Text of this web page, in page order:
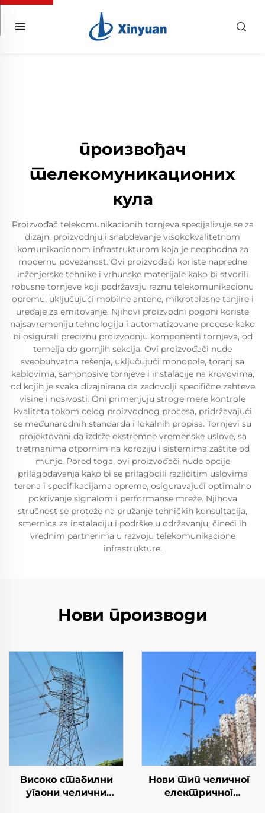
произвођач
телекомуникационих
кула
Proizvođač telekomunikacionih tornjeva specijalizuje se za
dizajn, proizvodnju i snabdevanje visokokvalitetnom
komunikacionom infrastrukturom koja je neophodna za
modernu povezanost. Ovi proizvođači koriste napredne
inženjerske tehnike i vrhunske materijale kako bi stvorili
robusne tornjeve koji podržavaju raznu telekomunikacionu
opremu, uključujući mobilne antene, mikrotalasne tanjire i
uređaje za emitovanje. Njihovi proizvodni pogoni koriste
najsavremeniju tehnologiju i automatizovane procese kako
bi osigurali preciznu proizvodnju komponenti tornjeva, od
temelja do gornjih sekcija. Ovi proizvođači nude
sveobuhvatna rešenja, uključujući monopole, toranj sa
kablovima, samonosive tornjeve i instalacije na krovovima,
od kojih je svaka dizajnirana da zadovolji specifične zahteve
visine i nosivosti. Oni primenjuju stroge mere kontrole
kvaliteta tokom celog proizvodnog procesa, pridržavajući
se međunarodnih standarda i lokalnih propisa. Tornjevi su
projektovani da izdrže ekstremne vremenske uslove, sa
tretmanima otpornim na koroziju i sistemima zaštite od
munje. Pored toga, ovi proizvođači nude opcije
prilagođavanja kako bi se prilagodili različitim uslovima
terena i specifikacijama opreme, osiguravajući optimalno
pokrivanje signalom i performanse mreže. Njihova
stručnost se proteže na pružanje tehničkih konsultacija,
smernica za instalaciju i podrške u održavanju, čineći ih
vrednim partnerima u razvoju telekomunikacione
infrastrukture.
Нови производи
Високо стабилни
угаони челични
Нови тип челичног
електричног